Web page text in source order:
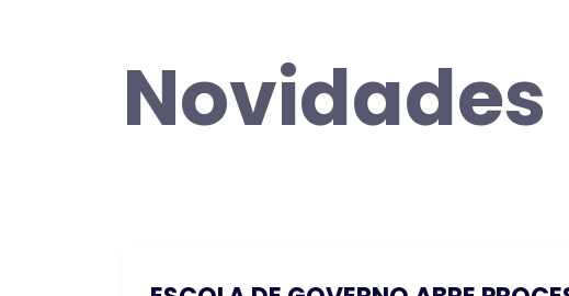
Novidades